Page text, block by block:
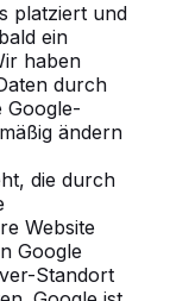
platziert und
ein
haben
durch
Google-
ändern
die durch
Website
Google
Standort